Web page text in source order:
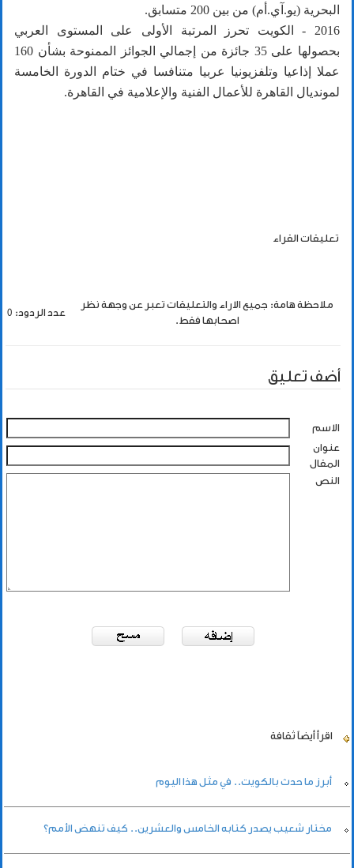
البحرية (يو.آي.أم) من بين 200 متسابق.
2016 - الكويت تحرز المرتبة الأولى على المستوى العربي
بحصولها على 35 جائزة من إجمالي الجوائز الممنوحة بشأن 160
عملا إذاعيا وتلفزيونيا عربيا متنافسا في ختام الدورة الخامسة
لمونديال القاهرة للأعمال الفنية والإعلامية في القاهرة.
تعليقات القراء
ملاحظة هامة: جميع الاراء والتعليقات تعبر عن وجهة نظر
اصحابها فقط.
عدد الردود: 0
أضف تعليق
الاسم
عنوان
المقال
النص
اقرأ أيضاً ثقافة
أبرز ما حدث بالكويت.. في مثل هذا اليوم
مختار شعيب يصدر كتابه الخامس والعشرين.. كيف تنهض الأمم؟